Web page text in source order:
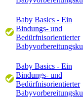
Baby Basics - Ein
Bindungs- und
Bedürfnisorientierter
Babyvorbereitungsku
Baby Basics - Ein
Bindungs- und
Bedürfnisorientierter
Babyvorbereitungsku